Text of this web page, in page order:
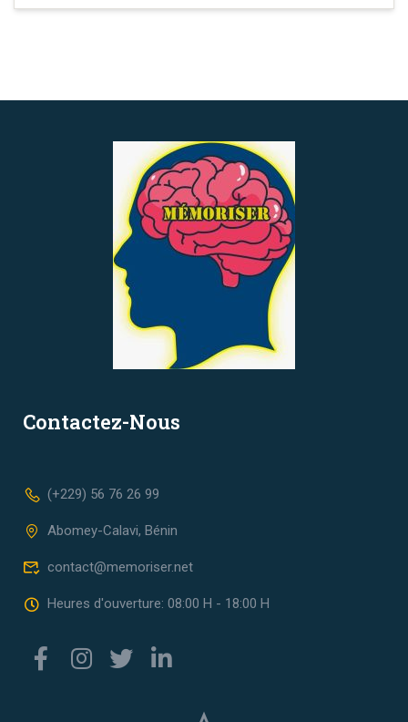
Contactez-Nous
(+229) 56 76 26 99
Abomey-Calavi, Bénin
contact@memoriser.net
Heures d'ouverture: 08:00 H - 18:00 H